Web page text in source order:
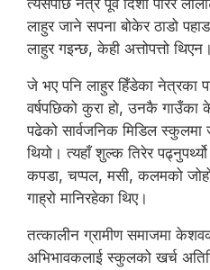
त्यसपछि नेत्र पूर्व दिशा पारेर
लाहुर जाने सपना बोकेर ठाडो
लाहुर गइन्छ, केही अत्तोपत्तो थिएन।
जे भए पनि लाहुर हिँडेका नेत्रका
वर्षपछिको कुरा हो, उनकै गाउँका
पढेको सार्वजनिक मिडिल
थियो। त्यहाँ शुल्क तिरेर
कपडा, चप्पल, मसी, कलमको जोहो
गाह्रो मानिरहेका थिए।
तत्कालीन ग्रामीण समाजमा
अभिभावकलाई स्कुलको खर्च